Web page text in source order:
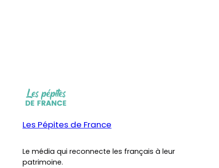
Les Pépites de France
Le média qui reconnecte les français à leur
patrimoine.